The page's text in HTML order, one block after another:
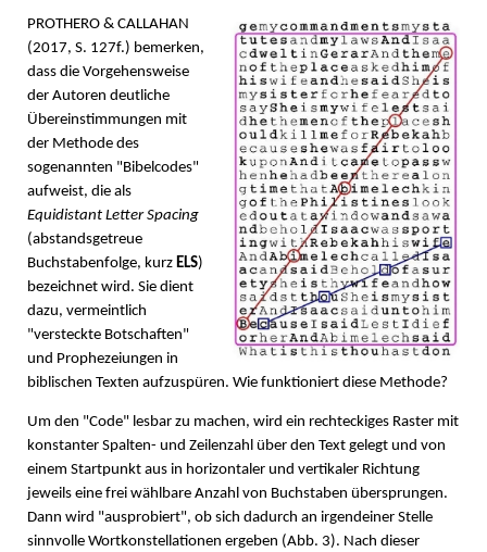
PROTHERO & CALLAHAN
(2017, S. 127f.) bemerken,
dass die Vorgehensweise
der Autoren deutliche
Übereinstimmungen mit
der Methode des
sogenannten "Bibelcodes"
aufweist, die als
Equidistant Letter Spacing
(abstandsgetreue
Buchstabenfolge, kurz ELS)
bezeichnet wird. Sie dient
dazu, vermeintlich
"versteckte Botschaften"
und Prophezeiungen in
biblischen Texten aufzuspüren. Wie funktioniert diese Methode?
Um den "Code" lesbar zu machen, wird ein rechteckiges Raster mit
konstanter Spalten- und Zeilenzahl über den Text gelegt und von
einem Startpunkt aus in horizontaler und vertikaler Richtung
jeweils eine frei wählbare Anzahl von Buchstaben übersprungen.
Dann wird "ausprobiert", ob sich dadurch an irgendeiner Stelle
sinnvolle Wortkonstellationen ergeben (Abb. 3). Nach dieser